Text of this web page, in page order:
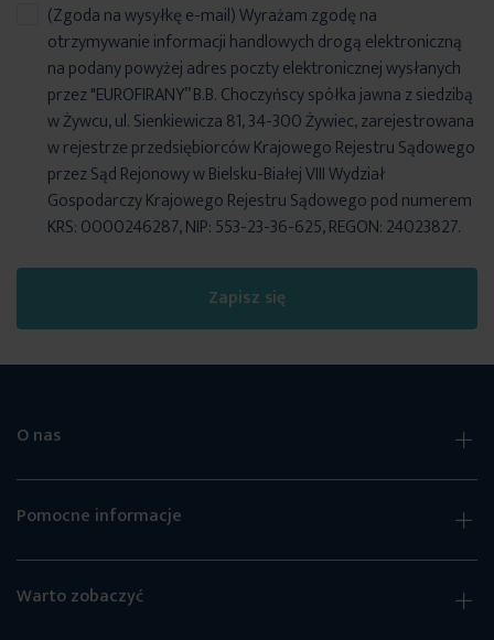
Zapisz się
(Zgoda na wysyłkę e-mail) Wyrażam zgodę na
otrzymywanie informacji handlowych drogą elektroniczną
na podany powyżej adres poczty elektronicznej wysłanych
przez "EUROFIRANY” B.B. Choczyńscy spółka jawna z siedzibą
w Żywcu, ul. Sienkiewicza 81, 34-300 Żywiec, zarejestrowana
w rejestrze przedsiębiorców Krajowego Rejestru Sądowego
przez Sąd Rejonowy w Bielsku-Białej VIII Wydział
Gospodarczy Krajowego Rejestru Sądowego pod numerem
KRS: 0000246287, NIP: 553-23-36-625, REGON: 24023827.
O nas
Pomocne informacje
Warto zobaczyć